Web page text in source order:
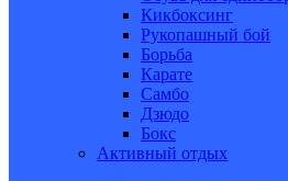
Кикбоксинг
Рукопашный бой
Борьба
Карате
Самбо
Дзюдо
Бокс
Активный отдых